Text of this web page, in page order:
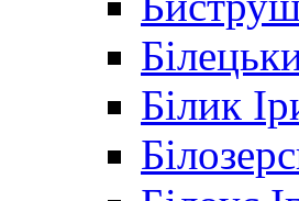
Білик